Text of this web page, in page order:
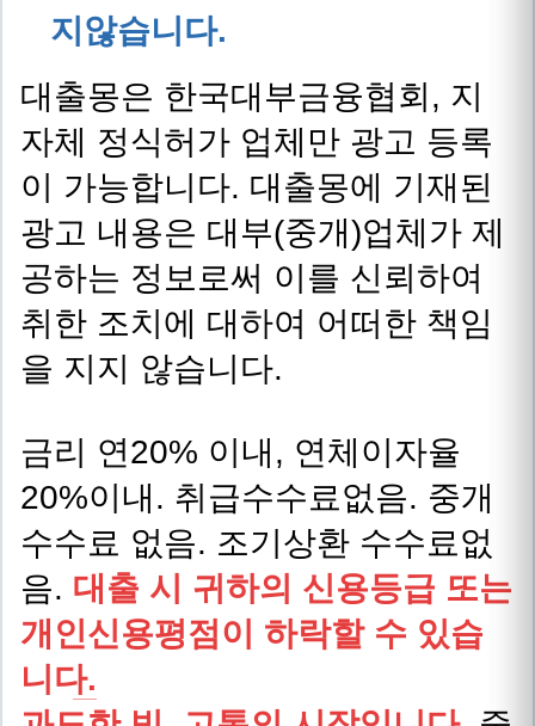
지않습니다.
대출몽은 한국대부금융협회, 지
자체 정식허가 업체만 광고 등록
이 가능합니다. 대출몽에 기재된
광고 내용은 대부(중개)업체가 제
공하는 정보로써 이를 신뢰하여
취한 조치에 대하여 어떠한 책임
을 지지 않습니다.
금리 연20% 이내, 연체이자율
20%이내. 취급수수료없음. 중개
수수료 없음. 조기상환 수수료없
음. 대출 시 귀하의 신용등급 또는
개인신용평점이 하락할 수 있습
니다.